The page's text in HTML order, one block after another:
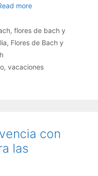
more
,flores de bach y
, Flores de Bach y
,vacaciones
con
las